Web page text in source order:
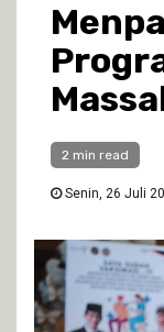
2 min read
Senin, 26 Juli